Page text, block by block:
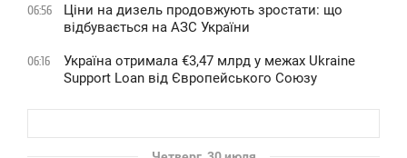
06:56
Ціни на дизель продовжують зростати: що
відбувається на АЗС України
06:16
Україна отримала €3,47 млрд у межах Ukraine
Support Loan від Європейського Союзу